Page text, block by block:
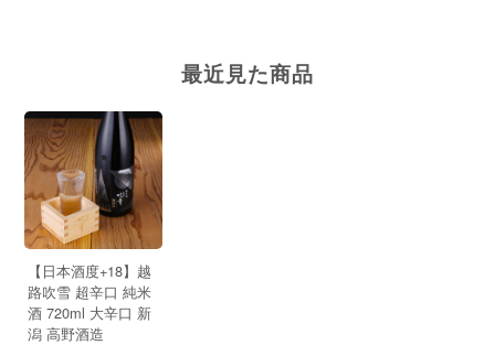
最近見た商品
【日本酒度+18】越
路吹雪 超辛口 純米
酒 720ml 大辛口 新
潟 高野酒造